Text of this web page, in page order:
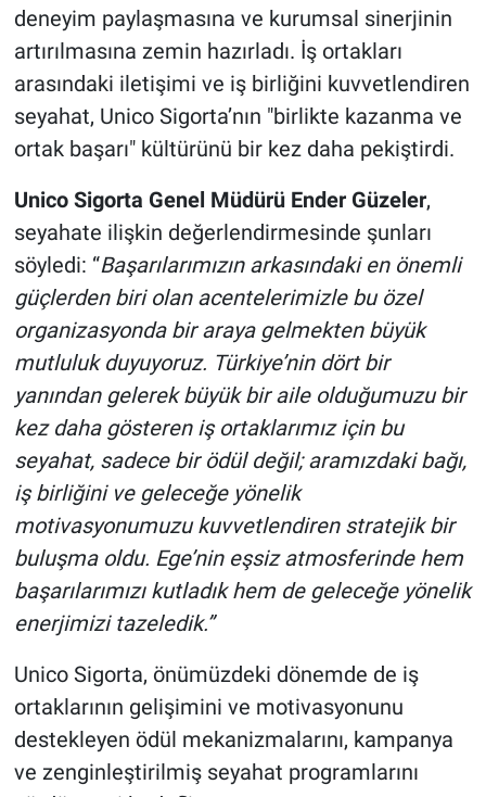
deneyim paylaşmasına ve kurumsal sinerjinin
artırılmasına zemin hazırladı. İş ortakları
arasındaki iletişimi ve iş birliğini kuvvetlendiren
seyahat, Unico Sigorta’nın "birlikte kazanma ve
ortak başarı" kültürünü bir kez daha pekiştirdi.
Unico Sigorta Genel Müdürü Ender Güzeler,
seyahate ilişkin değerlendirmesinde şunları
söyledi: “Başarılarımızın arkasındaki en önemli
güçlerden biri olan acentelerimizle bu özel
organizasyonda bir araya gelmekten büyük
mutluluk duyuyoruz. Türkiye’nin dört bir
yanından gelerek büyük bir aile olduğumuzu bir
kez daha gösteren iş ortaklarımız için bu
seyahat, sadece bir ödül değil; aramızdaki bağı,
iş birliğini ve geleceğe yönelik
motivasyonumuzu kuvvetlendiren stratejik bir
buluşma oldu. Ege’nin eşsiz atmosferinde hem
başarılarımızı kutladık hem de geleceğe yönelik
enerjimizi tazeledik.”
Unico Sigorta, önümüzdeki dönemde de iş
ortaklarının gelişimini ve motivasyonunu
destekleyen ödül mekanizmalarını, kampanya
ve zenginleştirilmiş seyahat programlarını